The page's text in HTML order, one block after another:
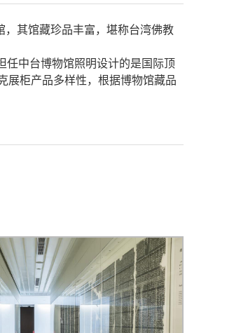
，其馆藏珍品丰富，堪称台湾佛教
任中台博物馆照明设计的是国际顶
展柜产品多样性，根据博物馆藏品